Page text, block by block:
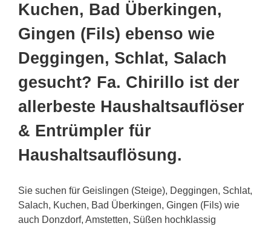
Kuchen, Bad Überkingen,
Gingen (Fils) ebenso wie
Deggingen, Schlat, Salach
gesucht? Fa. Chirillo ist der
allerbeste Haushaltsauflöser
& Entrümpler für
Haushaltsauflösung.
Sie suchen für Geislingen (Steige), Deggingen, Schlat,
Salach, Kuchen, Bad Überkingen, Gingen (Fils) wie
auch Donzdorf, Amstetten, Süßen hochklassig